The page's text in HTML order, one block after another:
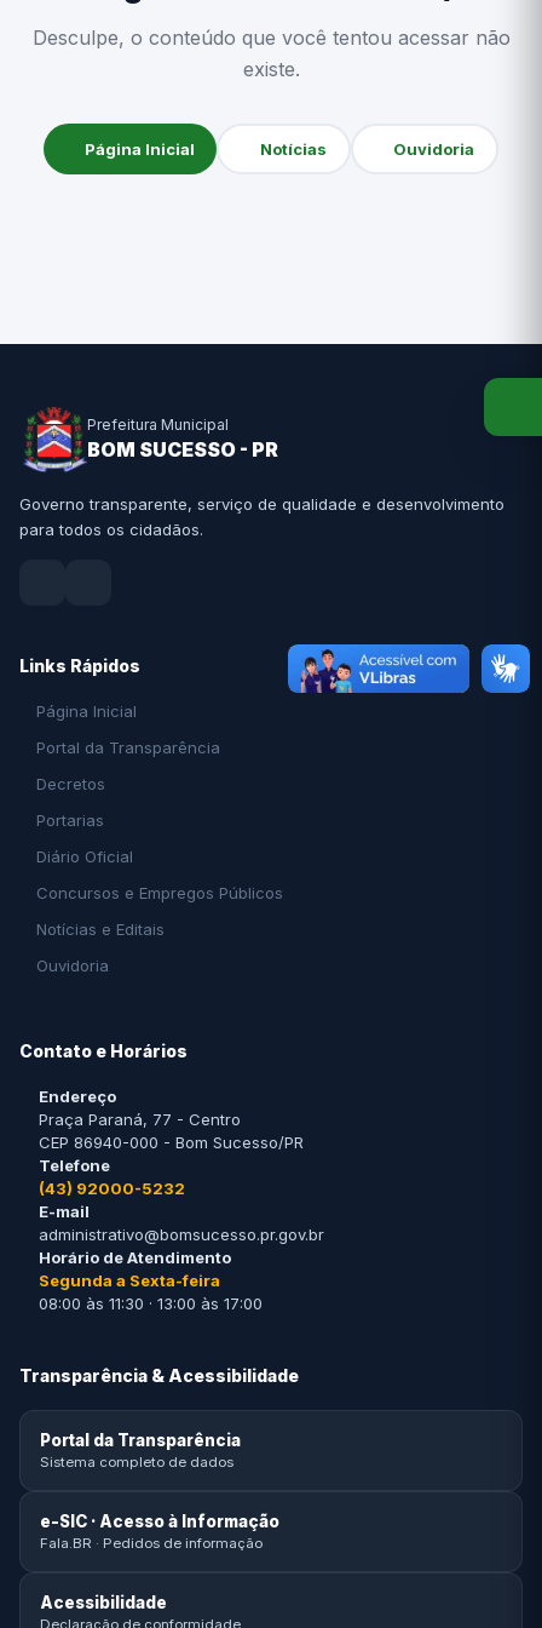
Desculpe, o conteúdo que você tentou acessar não
existe.
Página Inicial Notícias Ouvidoria
Prefeitura Municipal
BOM SUCESSO - PR
Governo transparente, serviço de qualidade e desenvolvimento
para todos os cidadãos.
Links Rápidos
Página Inicial
Portal da Transparência
Decretos
Portarias
Diário Oficial
Concursos e Empregos Públicos
Notícias e Editais
Ouvidoria
Contato e Horários
Endereço
Praça Paraná, 77 - Centro
CEP 86940-000 - Bom Sucesso/PR
Telefone
(43) 92000-5232
E-mail
administrativo@bomsucesso.pr.gov.br
Horário de Atendimento
Segunda a Sexta-feira
08:00 às 11:30 · 13:00 às 17:00
Transparência & Acessibilidade
Portal da Transparência
Sistema completo de dados
e-SIC · Acesso à Informação
Fala.BR · Pedidos de informação
Acessibilidade
Declaração de conformidade